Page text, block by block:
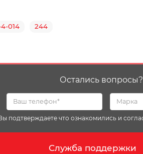
014 244
Остались
подтверждаете что ознакомились и
Служба поддержки